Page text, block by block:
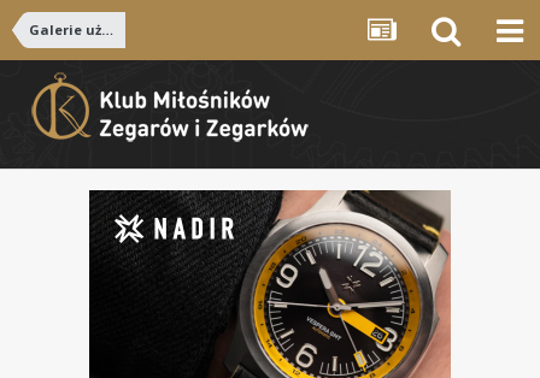
Galerie użytkowników